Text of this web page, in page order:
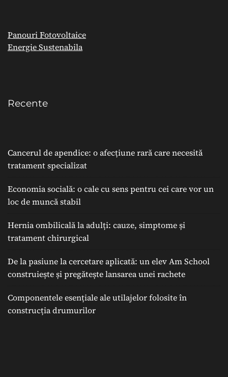
Panouri Fotovoltaice
Energie Sustenabila
Recente
Cancerul de apendice: o afecțiune rară care necesită
tratament specializat
Economia socială: o cale cu sens pentru cei care vor un
loc de muncă stabil
Hernia ombilicală la adulți: cauze, simptome și
tratament chirurgical
De la pasiune la cercetare aplicată: un elev Am School
construiește și pregătește lansarea unei rachete
Componentele esențiale ale utilajelor folosite în
construcția drumurilor